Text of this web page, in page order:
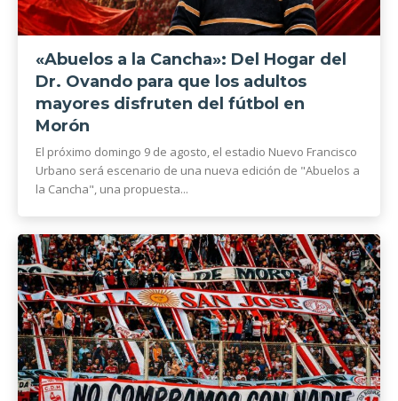
«Abuelos a la Cancha»: Del Hogar del
Dr. Ovando para que los adultos
mayores disfruten del fútbol en
Morón
El próximo domingo 9 de agosto, el estadio Nuevo Francisco
Urbano será escenario de una nueva edición de "Abuelos a
la Cancha", una propuesta...